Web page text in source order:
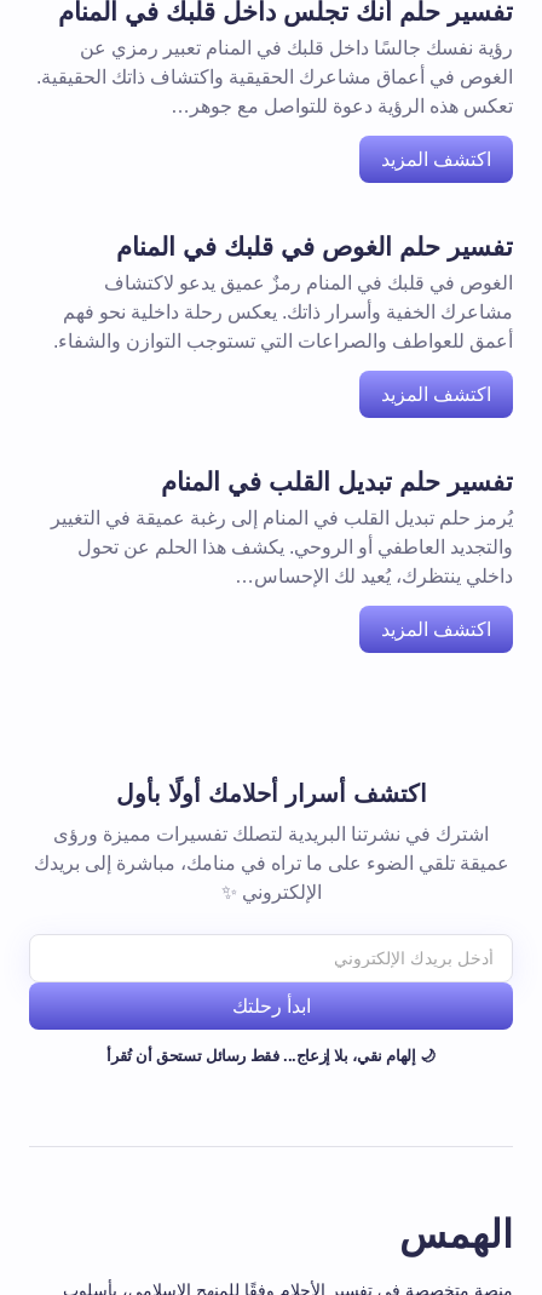
تفسير حلم أنك تجلس داخل قلبك في المنام
رؤية نفسك جالسًا داخل قلبك في المنام تعبير رمزي عن
الغوص في أعماق مشاعرك الحقيقية واكتشاف ذاتك الحقيقية.
تعكس هذه الرؤية دعوة للتواصل مع جوهر…
اكتشف المزيد
تفسير حلم الغوص في قلبك في المنام
الغوص في قلبك في المنام رمزٌ عميق يدعو لاكتشاف
مشاعرك الخفية وأسرار ذاتك. يعكس رحلة داخلية نحو فهم
أعمق للعواطف والصراعات التي تستوجب التوازن والشفاء.
اكتشف المزيد
تفسير حلم تبديل القلب في المنام
يُرمز حلم تبديل القلب في المنام إلى رغبة عميقة في التغيير
والتجديد العاطفي أو الروحي. يكشف هذا الحلم عن تحول
داخلي ينتظرك، يُعيد لك الإحساس…
اكتشف المزيد
اكتشف أسرار أحلامك أولًا بأول
اشترك في نشرتنا البريدية لتصلك تفسيرات مميزة ورؤى
عميقة تلقي الضوء على ما تراه في منامك، مباشرة إلى بريدك
الإلكتروني ✨
ابدأ رحلتك
🌙 إلهام نقي، بلا إزعاج... فقط رسائل تستحق أن تُقرأ
الهمس
منصة متخصصة في تفسير الأحلام وفقًا للمنهج الإسلامي، بأسلوب